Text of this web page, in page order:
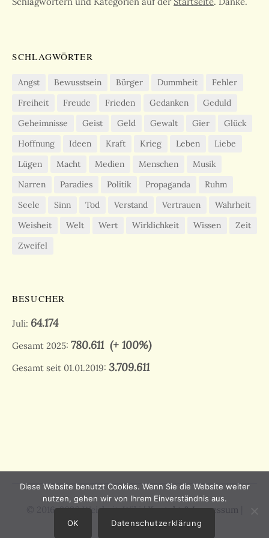
SCHLAGWÖRTER
Angst Bewusstsein Bürger Dummheit
Fehler
Freiheit
Freude Frieden Gedanken
Geduld
Geheimnisse
Geist Geld Gewalt Gier
Glück
Hoffnung
Ideen Kraft Krieg Leben
Liebe
Lügen
Macht Medien Menschen
Musik
Narren
Paradies Politik Propaganda
Ruhm
Seele
Sinn Tod Verstand Vertrauen
Wahrheit
Weisheit
Welt Wert Wirklichkeit Wissen
Zeit
Zweifel
BESUCHER
Juli: 64.174
Gesamt 2025: 780.611(+ 100%)
Gesamt seit 01.01.2019: 3.709.611
© 2016-2026 Weisheit-Wiki |Kontakt & Impressum
Datenschutz
Diese Website benutzt Cookies. Wenn Sie die Website weiter
nutzen, gehen wir von Ihrem Einverständnis aus.
OK Datenschutzerklärung